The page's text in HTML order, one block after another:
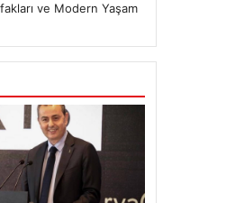
ve Modern Yaşam